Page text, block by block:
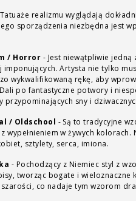
Tatuaże realizmu wyglądają
sporządzenia niezbędna jest
/ Horror - Jest niewątpliwie
imponujących. Artysta nie tylko
wykwalifikowaną rękę, aby
po fantastyczne potwory i
przypominających sny i
/ Oldschool - Są to tradycyjne
wypełnieniem w żywych
sztylety, serca, imiona.
- Pochodzący z Niemiec styl z
tworząc bogate i wieloznaczne
co nadaje tym wzorom